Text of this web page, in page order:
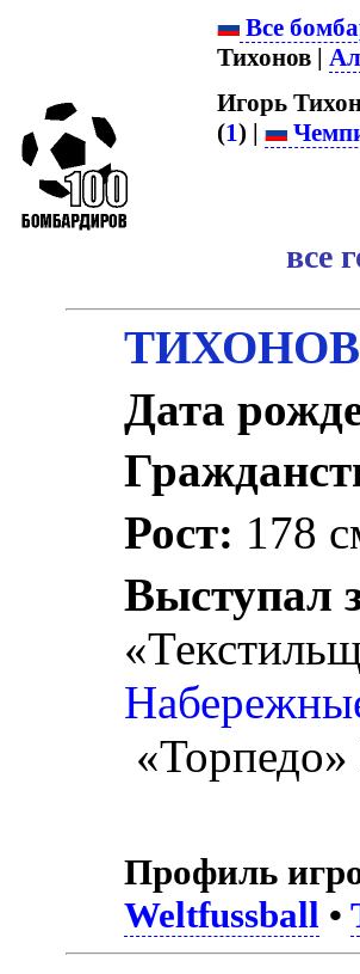
Все
Тихонов |
Игорь
(1) |
все
ТИХОНОВ
Дата
Рост: 178
Выступал
Профиль
Weltfussball •